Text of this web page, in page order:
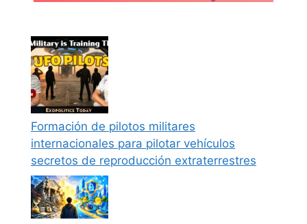
Formación de pilotos militares
internacionales para pilotar vehículos
secretos de reproducción extraterrestres